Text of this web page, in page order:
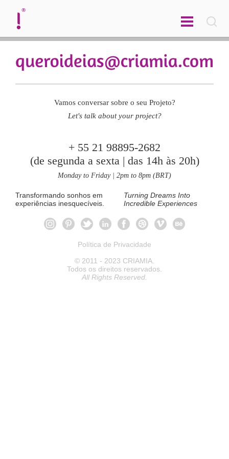
Vamos conversar sobre o seu Projeto?
Let's talk about your project?
+ 55 21 98895-2682
(de segunda a sexta | das 14h às 20h)
Monday to Friday | 2pm to 8pm (BRT)
Transformando sonhos em
experiências inesquecíveis.
Turning Dreams Into
Incredible Experiences
Política de Privacidade
© 2011 - 2023 CRIAMIA.
Todos os direitos reservados.
All Rights Reserved.